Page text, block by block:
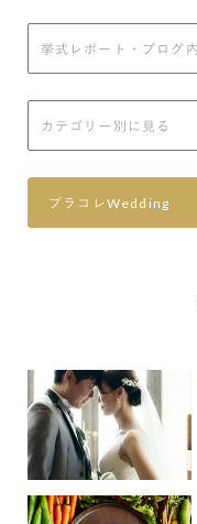
プラコレWedding